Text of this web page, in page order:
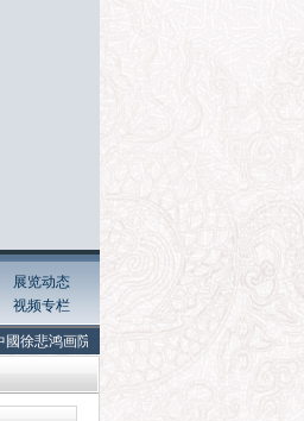
展览动态
视频专栏
鸿画院官方网站 Welcome to the official website